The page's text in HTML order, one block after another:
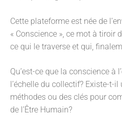
Cette plateforme est née de
« Conscience », ce mot à tiroir
ce qui le traverse et qui,
Qu’est-ce que la conscience à
l’échelle du collectif? Existe-t-
méthodes ou des clés pour
de l’Être Humain?